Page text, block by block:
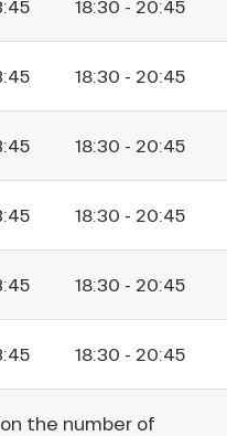
18:30 - 20:45
18:30 - 20:45
18:30 - 20:45
18:30 - 20:45
18:30 - 20:45
18:30 - 20:45
the number of